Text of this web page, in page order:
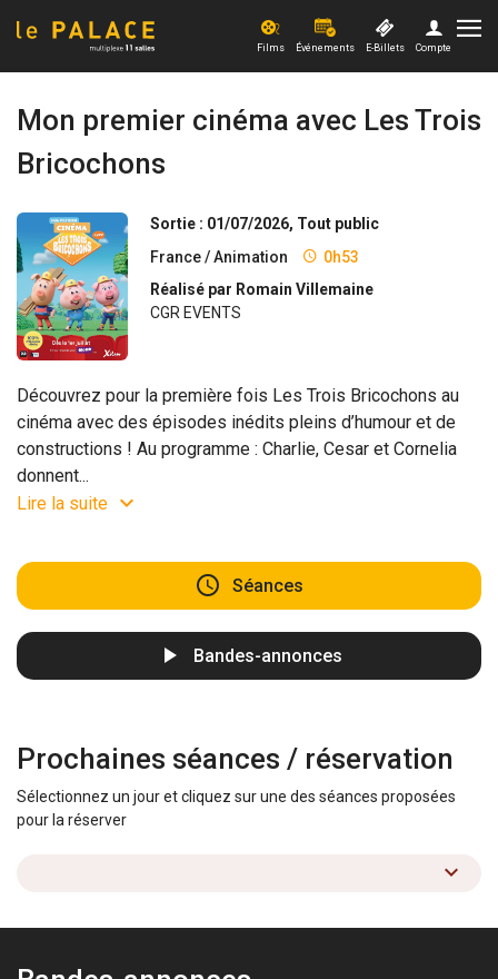
Evénements
Offres et actus
Xpérience
PRO
Films Événements E-Billets Compte
Mon premier cinéma avec Les Trois
Bricochons
Sortie : 01/07/2026, Tout public
France / Animation
0h53
Réalisé par Romain Villemaine
CGR EVENTS
Découvrez pour la première fois Les Trois Bricochons au
cinéma avec des épisodes inédits pleins d’humour et de
constructions ! Au programme : Charlie, Cesar et Cornelia
donnent...
Lire la suite
Séances
Bandes-annonces
Prochaines séances / réservation
Sélectionnez un jour et cliquez sur une des séances proposées
pour la réserver